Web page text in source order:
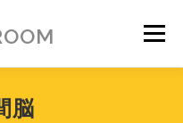
メニュー
お客様の声
脳